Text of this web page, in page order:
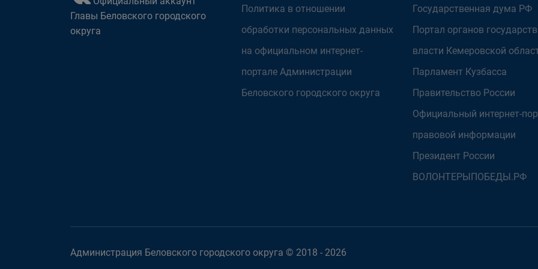
Главы Беловского городского
округа
Политика в отношении
обработки персональных данных
на официальном интернет-
портале Администрации
Беловского городского округа
Государственная дума РФ
Портал органов
власти Кемеровской
Парламент Кузбасса
Правительство России
Официальный интернет-
правовой информации
Президент России
ВОЛОНТЕРЫПОБЕДЫ.РФ
Администрация Беловского городского округа © 2018 - 2026